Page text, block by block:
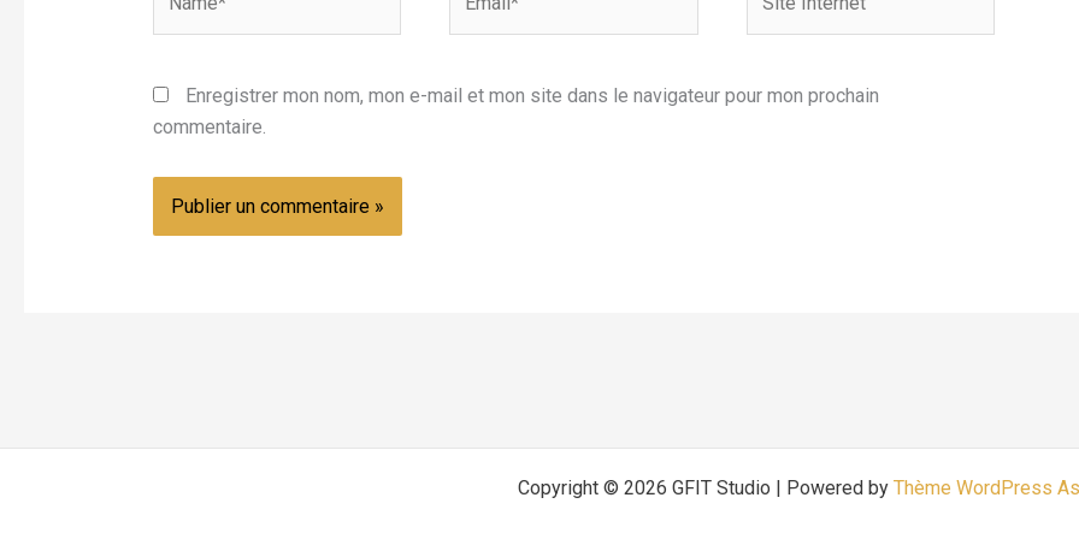
Internet
Enregistrer mon nom, mon e-mail et mon site dans le navigateur pour mon prochain
commentaire.
Copyright © 2026 GFIT Studio | Powered by Thème WordPress